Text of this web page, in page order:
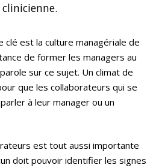
clé est la culture managériale de
de former les managers au
sur ce sujet. Un climat de
que les collaborateurs qui se
à leur manager ou un
est tout aussi importante
doit pouvoir identifier les signes